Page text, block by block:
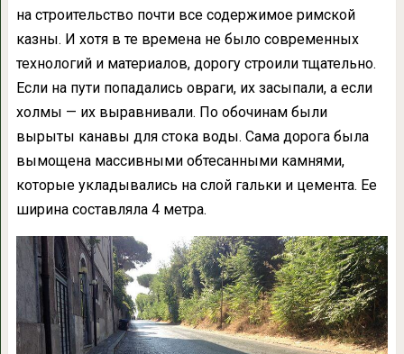
на строительство почти все содержимое римской
казны. И хотя в те времена не было современных
технологий и материалов, дорогу строили тщательно.
Если на пути попадались овраги, их засыпали, а если
холмы — их выравнивали. По обочинам были
вырыты канавы для стока воды. Сама дорога была
вымощена массивными обтесанными камнями,
которые укладывались на слой гальки и цемента. Ее
ширина составляла 4 метра.